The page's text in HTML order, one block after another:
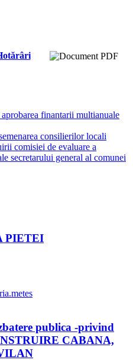
finantarii multianuale
consilierilor locali
comisiei de evaluare a
secretarului general al comunei
PIETEI
publica -privind
CABANA,